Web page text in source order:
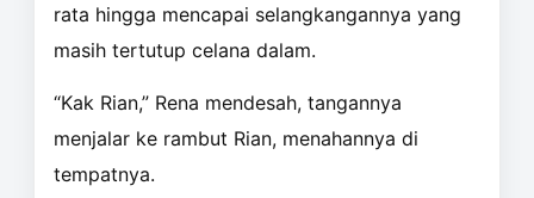
rata hingga mencapai selangkangannya yang
masih tertutup celana dalam.
“Kak Rian,” Rena mendesah, tangannya
menjalar ke rambut Rian, menahannya di
tempatnya.